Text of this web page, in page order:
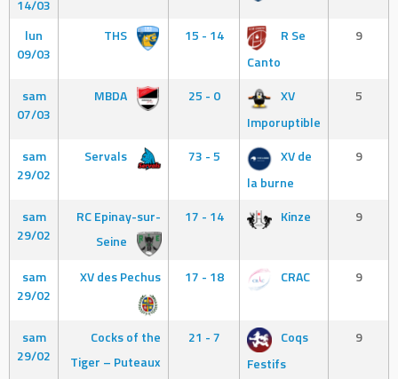
14/03
lun
09/03
THS 15 - 14
R Se
Canto
9
sam
07/03
MBDA 25 - 0
XV
Imporuptible
5
sam
29/02
Servals 73 - 5
XV de
la burne
9
sam
29/02
RC Epinay-sur-
Seine
17 - 14 Kinze 9
sam
29/02
XV des Pechus 17 - 18 CRAC 9
sam
29/02
Cocks of the
Tiger – Puteaux
21 - 7
Coqs
Festifs
9